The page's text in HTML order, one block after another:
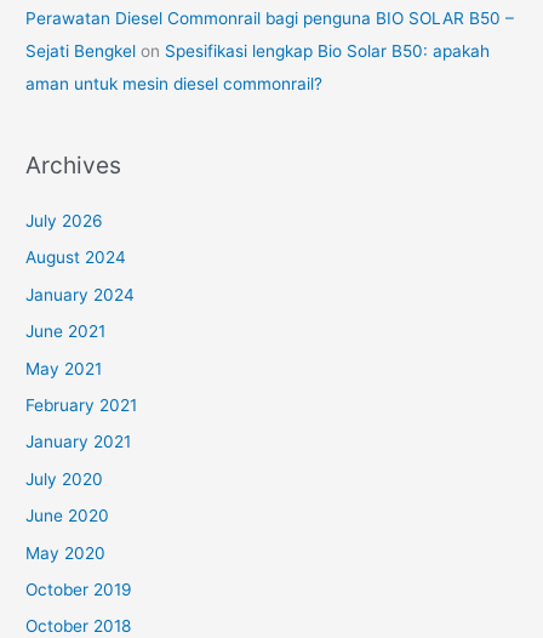
Perawatan Diesel Commonrail bagi penguna BIO SOLAR B50 –
Sejati Bengkel on Spesifikasi lengkap Bio Solar B50: apakah
aman untuk mesin diesel commonrail?
Archives
July 2026
August 2024
January 2024
June 2021
May 2021
February 2021
January 2021
July 2020
June 2020
May 2020
October 2019
October 2018